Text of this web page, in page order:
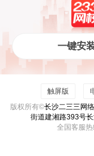
一键安
触屏版
版权所有©长沙二三三网
街道建湘路393号
全国客服